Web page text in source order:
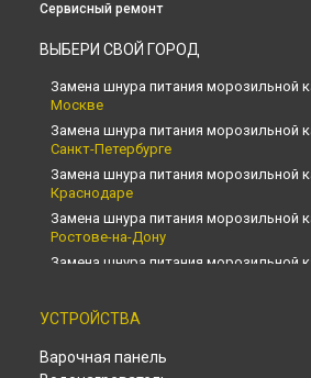
Сервисный ремонт
ВЫБЕРИ СВОЙ ГОРОД
Замена шнура питания морозильной
Москве
Замена шнура питания морозильной
Санкт-Петербурге
Замена шнура питания морозильной
Краснодаре
Замена шнура питания морозильной
Ростове-на-Дону
Замена шнура питания морозильной
Замена шнура питания морозильной
Новосибирске
Замена шнура питания морозильной
Челябинске
УСТРОЙСТВА
Варочная панель